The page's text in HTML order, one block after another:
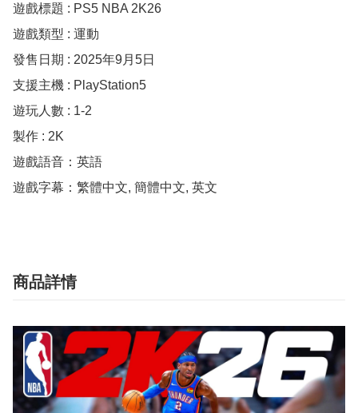
遊戲標題 : PS5 NBA 2K26
遊戲類型 : 運動
發售日期 : 2025年9月5日
支援主機 : PlayStation5
遊玩人數 : 1-2
製作 : 2K
遊戲語音：英語
遊戲字幕：繁體中文, 簡體中文, 英文
商品詳情